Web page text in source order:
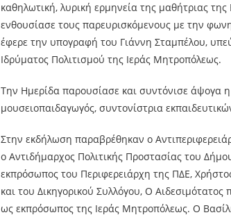
καθηλωτική, λυρική ερμηνεία της μαθήτριας
ενθουσίασε τους παρευρισκόμενους με την
έφερε την υπογραφή του Γιάννη Σταμπέλου,
Ιδρύματος Πολιτισμού της Ιεράς Μητροπόλεως.
Την Ημερίδα παρουσίασε και συντόνισε άψογα
μουσειοπαιδαγωγός, συντονίστρια
Στην εκδήλωση παραβρέθηκαν ο
ο Αντιδήμαρχος Πολιτικής Προστασίας του
εκπρόσωπος του Περιφερειάρχη της ΠΔΕ,
και του Δικηγορικού Συλλόγου, Ο
ως εκπρόσωπος της Ιεράς Μητροπόλεως. Ο